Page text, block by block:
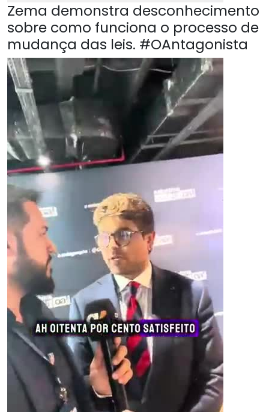
Zema demonstra desconhecimento
sobre como funciona o processo de
mudança das leis. #OAntagonista